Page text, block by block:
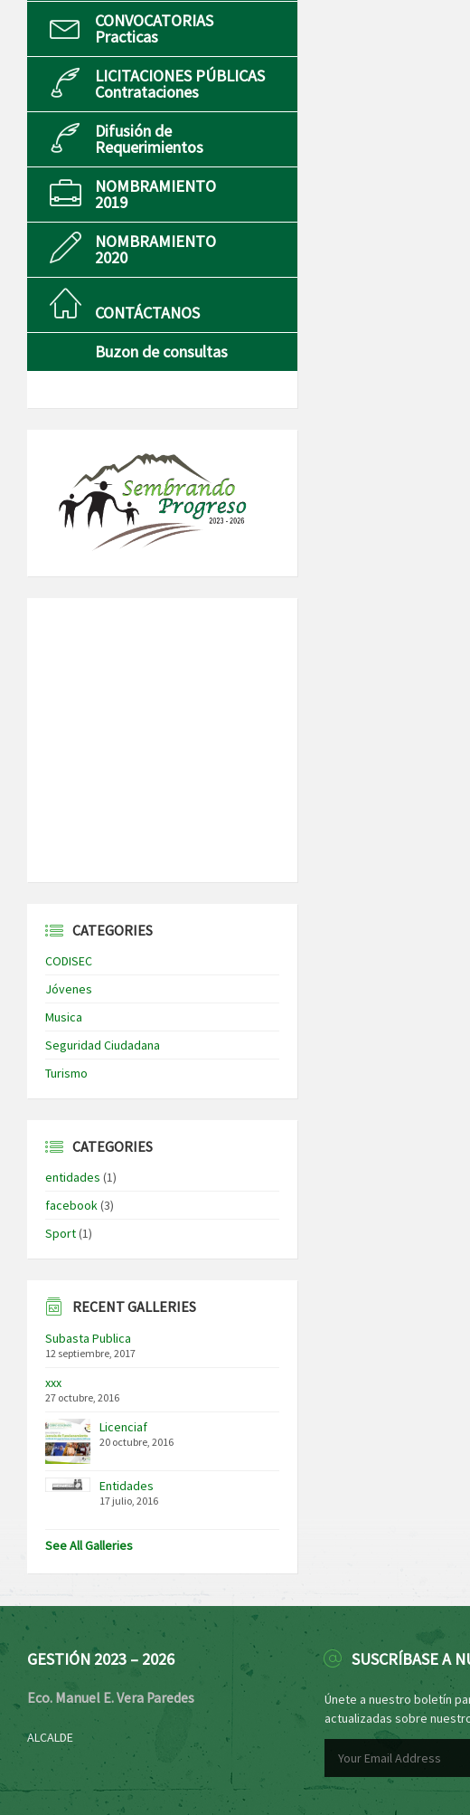
CONVOCATORIAS
Practicas
LICITACIONES PÚBLICAS
Contrataciones
Difusión de
Requerimientos
NOMBRAMIENTO
2019
NOMBRAMIENTO
2020
CONTÁCTANOS
Buzon de consultas
CATEGORIES
CODISEC
Jóvenes
Musica
Seguridad Ciudadana
Turismo
CATEGORIES
entidades (1)
facebook(3)
Sport(1)
RECENT GALLERIES
Subasta Publica
12 septiembre, 2017
xxx
27 octubre, 2016
Licenciaf
20 octubre, 2016
Entidades
17 julio, 2016
See All Galleries
GESTIÓN 2023 – 2026
Eco. Manuel E. Vera Paredes
ALCALDE
SUSCRÍBASE A
Únete a nuestro boletín
actualizadas sobre